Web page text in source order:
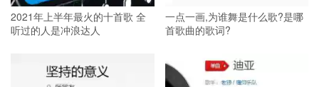
2021年上半年最火的十首歌 全
听过的人是冲浪达人
一点一画,为谁舞是什么歌?是哪
首歌曲的歌词?